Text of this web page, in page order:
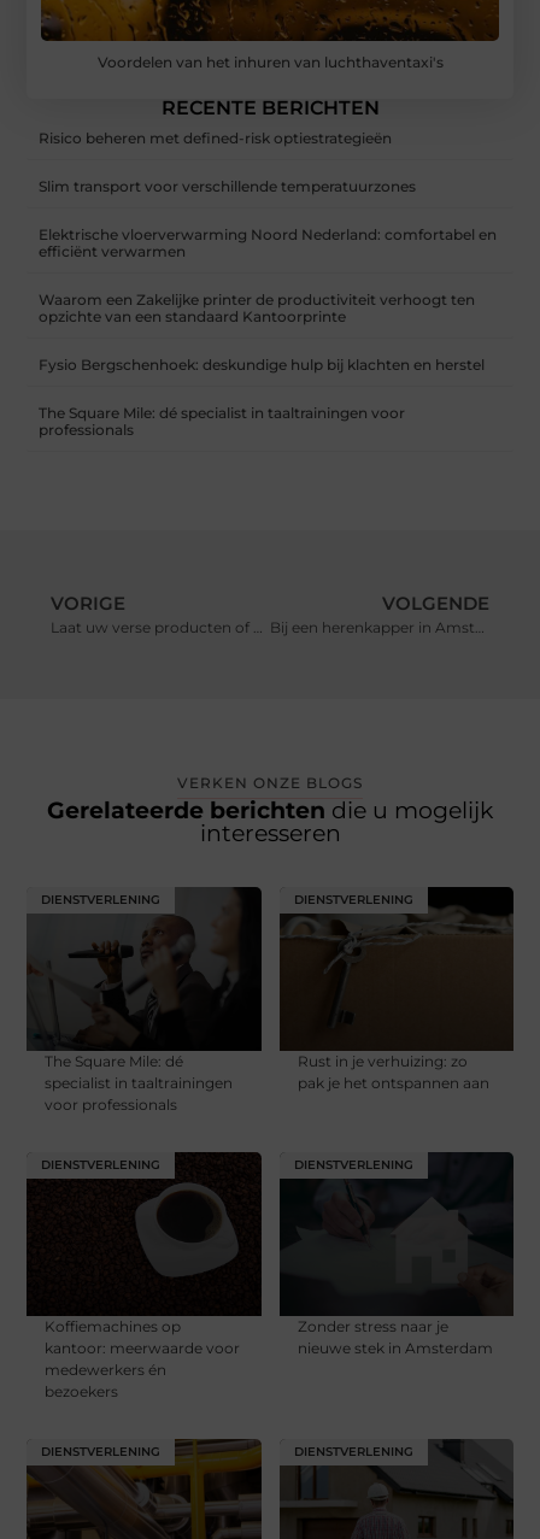
Voordelen van het inhuren van luchthaventaxi's
RECENTE BERICHTEN
Risico beheren met defined-risk optiestrategieën
Slim transport voor verschillende temperatuurzones
Elektrische vloerverwarming Noord Nederland: comfortabel en
efficiënt verwarmen
Waarom een Zakelijke printer de productiviteit verhoogt ten
opzichte van een standaard Kantoorprinte
Fysio Bergschenhoek: deskundige hulp bij klachten en herstel
The Square Mile: dé specialist in taaltrainingen voor
professionals
VORIGE
Laat uw verse producten of andersoortige ladingen veilig vervoeren met Frigo Group
VOLGENDE
Bij een herenkapper in Amsterdam een permanent laten zetten.
VERKEN ONZE BLOGS
Gerelateerde berichten die u mogelijk
interesseren
DIENSTVERLENING
The Square Mile: dé
specialist in taaltrainingen
voor professionals
DIENSTVERLENING
Rust in je verhuizing: zo
pak je het ontspannen aan
DIENSTVERLENING
Koffiemachines op
kantoor: meerwaarde voor
medewerkers én
bezoekers
DIENSTVERLENING
Zonder stress naar je
nieuwe stek in Amsterdam
DIENSTVERLENING DIENSTVERLENING